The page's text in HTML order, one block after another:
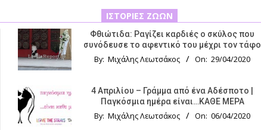
ΙΣΤΟΡΊΕΣ ΖΏΩΝ
Φθιώτιδα: Ραγίζει καρδιές ο σκύλος που
συνόδευσε το αφεντικό του μέχρι τον τάφο
By: Μιχάλης Λεωτσάκος On: 29/04/2020
4 Απριλίου – Γράμμα από ένα Αδέσποτο |
Παγκόσμια ημέρα είναι…ΚΑΘΕ ΜΕΡΑ
By: Μιχάλης Λεωτσάκος On: 06/04/2020